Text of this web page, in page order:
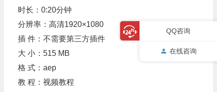
时长：0:20分钟
分辨率：高清1920×1080
插 件：不需要第三方插件
大 小：515 MB
格 式：aep
教 程：视频教程
QQ咨询
在线咨询